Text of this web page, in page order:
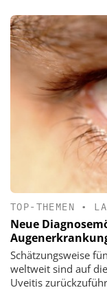
TOP-THEMEN •
Neue
Schätzungsweise
weltweit sind auf
Uveitis